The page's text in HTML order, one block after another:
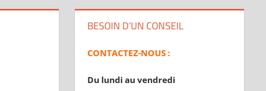
BESOIN D’UN CONSEIL
CONTACTEZ-NOUS :
Du lundi au vendredi